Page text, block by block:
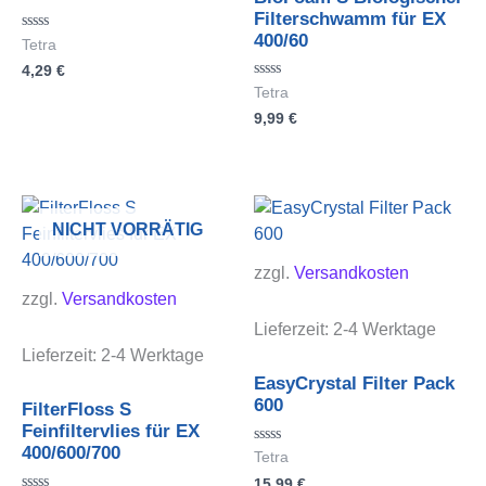
Bewertet
0
Tetra
4,29 €
Filterschwamm für EX
400/60
Bewertet
0
Tetra
9,99 €
NICHT VORRÄTIG
zzgl. Versandkosten
Lieferzeit: 2-4 Werktage
FilterFloss S
Feinfiltervlies für EX
400/600/700
zzgl. Versandkosten
Lieferzeit: 2-4 Werktage
EasyCrystal Filter Pack
600
Bewertet
Tetra